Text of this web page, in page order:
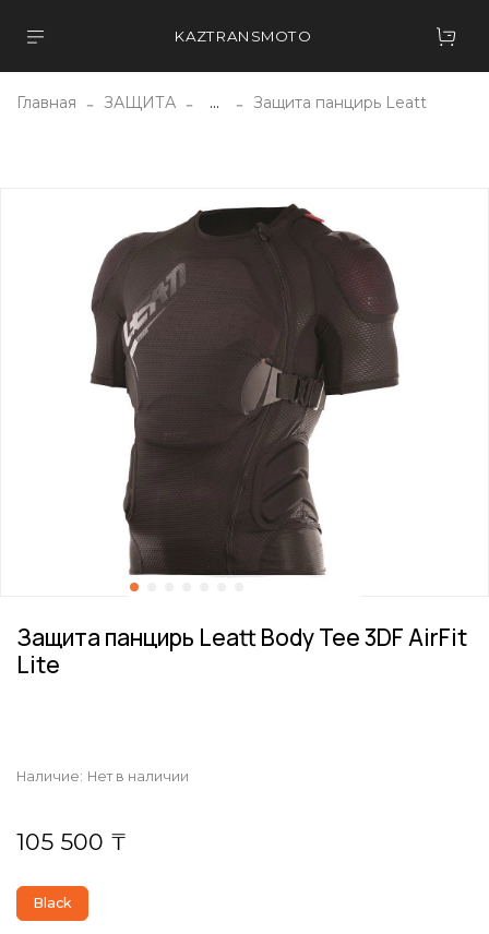
KAZTRANSMOTO
Главная ЗАЩИТА ... Защита панцирь Leatt
Наличие: Нет в наличии
Защита панцирь Leatt Body Tee 3DF AirFit
Lite
105 500 ₸
Black